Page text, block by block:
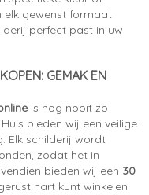
elk gewenst formaat
perfect past in uw
GEMAK EN
is nog nooit zo
bieden wij een veilige
Elk schilderij wordt
zodat het in
bieden wij een 30
hart kunt winkelen.